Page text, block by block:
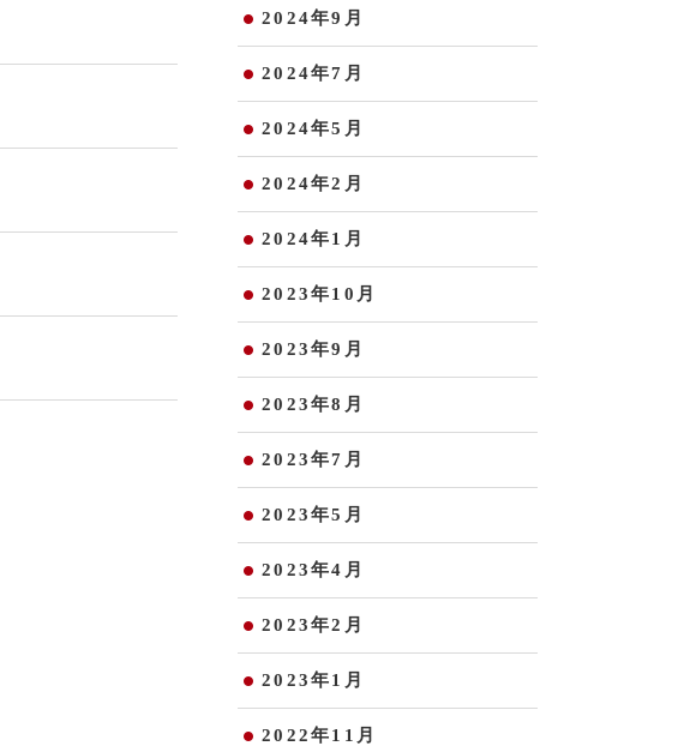
2024年9月
2024年7月
2024年5月
2024年2月
2024年1月
2023年10月
2023年9月
2023年8月
2023年7月
2023年5月
2023年4月
2023年2月
2023年1月
2022年11月